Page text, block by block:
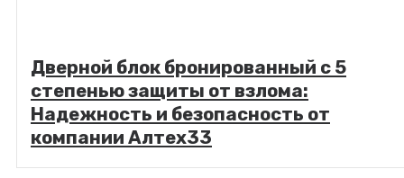
Дверной блок бронированный с 5
степенью защиты от взлома:
Надежность и безопасность от
компании Алтех33